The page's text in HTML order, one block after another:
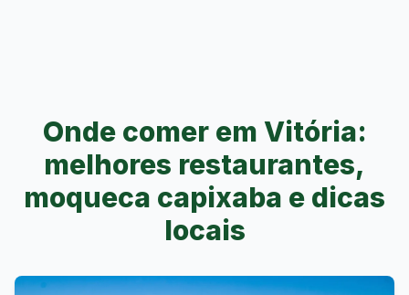
Onde comer em Vitória:
melhores restaurantes,
moqueca capixaba e dicas
locais